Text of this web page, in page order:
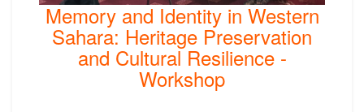
Memory and Identity in Western
Sahara: Heritage Preservation
and Cultural Resilience -
Workshop